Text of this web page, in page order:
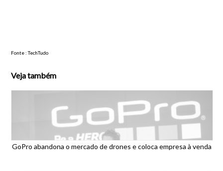
Fonte : TechTudo
Veja também
GoPro abandona o mercado de drones e coloca empresa à venda